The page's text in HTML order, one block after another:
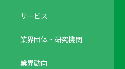
サービス
業界団体・研究機関
業界動向